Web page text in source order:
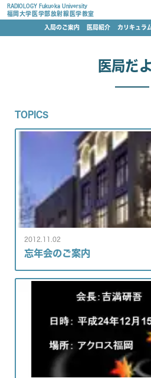
RADIOLOGY Fukuoka University
福岡大学医学部放射線医学教室
入局のご案内 医局紹介 カリキュラ
医局だ
TOPICS
2012.11.02
忘年会のご案内